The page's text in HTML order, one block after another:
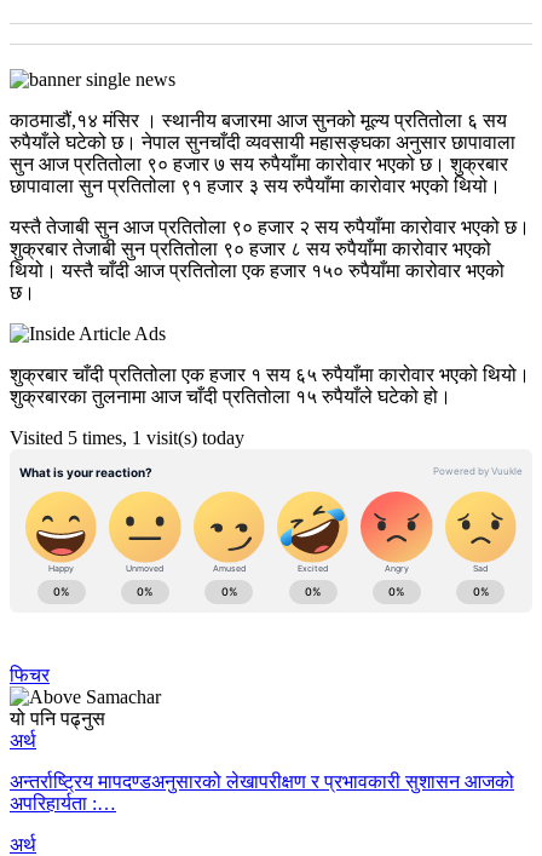
काठमाडौं,१४ मंसिर । स्थानीय बजारमा आज सुनको मूल्य प्रतितोला ६ सय
रुपैयाँले घटेको छ। नेपाल सुनचाँदी व्यवसायी महासङ्घका अनुसार छापावाला
सुन आज प्रतितोला ९० हजार ७ सय रुपैयाँमा कारोवार भएको छ। शुक्रबार
छापावाला सुन प्रतितोला ९१ हजार ३ सय रुपैयाँमा कारोवार भएको थियो।
यस्तै तेजाबी सुन आज प्रतितोला ९० हजार २ सय रुपैयाँमा कारोवार भएको छ।
शुक्रबार तेजाबी सुन प्रतितोला ९० हजार ८ सय रुपैयाँमा कारोवार भएको
थियो। यस्तै चाँदी आज प्रतितोला एक हजार १५० रुपैयाँमा कारोवार भएको
छ।
शुक्रबार चाँदी प्रतितोला एक हजार १ सय ६५ रुपैयाँमा कारोवार भएको थियो।
शुक्रबारका तुलनामा आज चाँदी प्रतितोला १५ रुपैयाँले घटेको हो।
Visited 5 times, 1 visit(s) today
फिचर
यो पनि पढ्नुस
अर्थ
अन्तर्राष्ट्रिय मापदण्डअनुसारको लेखापरीक्षण र प्रभावकारी सुशासन आजको
अपरिहार्यता :…
अर्थ